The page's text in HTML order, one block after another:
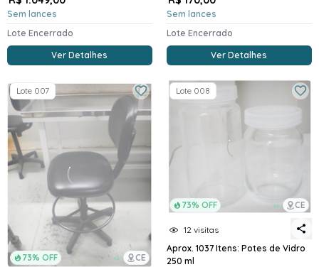
Sem lances
Lote Encerrado
Ver Detalhes
Sem lances
Lote Encerrado
Ver Detalhes
73% OFF CE
Lote 007
73% OFF CE
Lote 008
12 visitas
Aprox. 1037 Itens: Potes de Vidro
250 ml